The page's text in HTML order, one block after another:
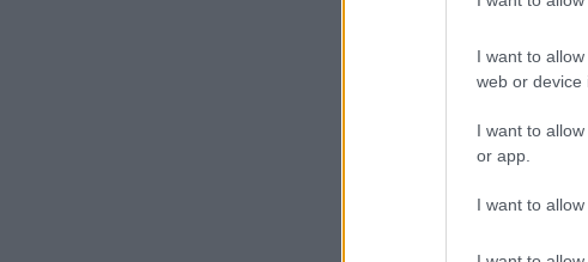
I want to
web or device
I want to
or app.
I want to